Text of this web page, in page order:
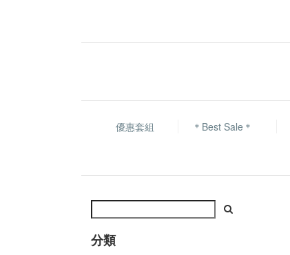
優惠套組 ＊Best Sale＊
分類